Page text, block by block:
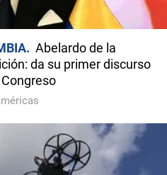
Abelardo de la
da su primer discurso